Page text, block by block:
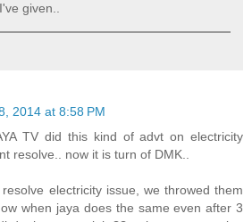
given..
2014 at 8:58 PM
TV did this kind of advt on electricity
resolve.. now it is turn of DMK..
electricity issue, we throwed them
when jaya does the same even after 3